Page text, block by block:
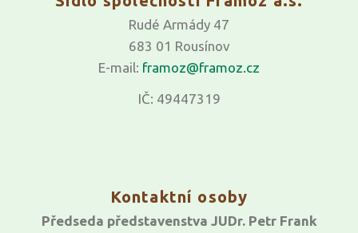
Rudé Armády 47
683 01 Rousínov
E-mail: framoz@framoz.cz
IČ: 49447319
Kontaktní osoby
Předseda představenstva JUDr. Petr Frank